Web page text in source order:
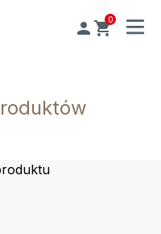
0
MENU